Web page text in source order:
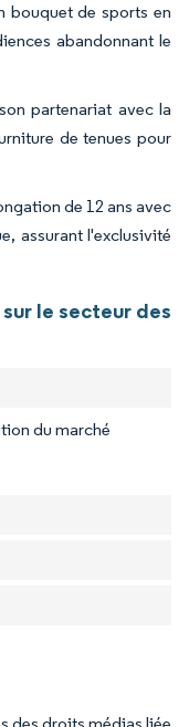
bouquet de sports en
abandonnant le
partenariat avec la
de tenues pour
de 12 ans avec
assurant l'exclusivité
le secteur des
du marché